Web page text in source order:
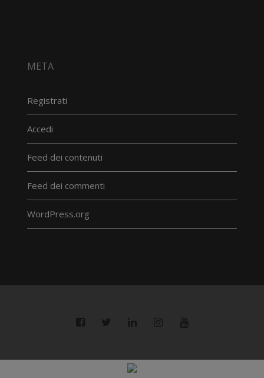
META
Registrati
Accedi
Feed dei contenuti
Feed dei commenti
WordPress.org